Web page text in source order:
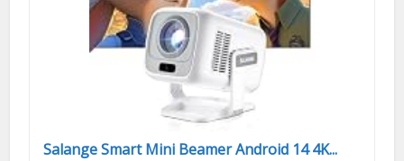
Salange Smart Mini Beamer Android 14 4K...